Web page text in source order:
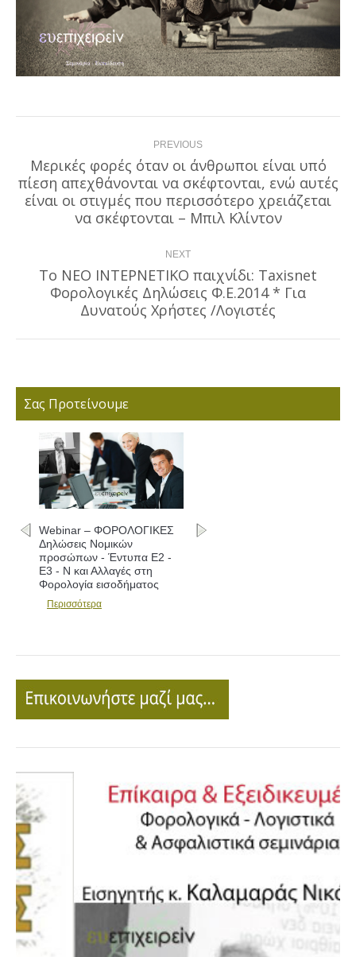
navigation PREVIOUS
Previous
post:
Μερικές φορές όταν οι άνθρωποι είναι υπό
πίεση απεχθάνονται να σκέφτονται, ενώ αυτές
είναι οι στιγμές που περισσότερο χρειάζεται
να σκέφτονται – Μπιλ Κλίντον
NEXT
Next
post:
To ΝΕΟ ΙΝΤΕΡΝΕΤΙΚΟ παιχνίδι: Taxisnet
Φορολογικές Δηλώσεις Φ.Ε.2014 * Για
Δυνατούς Χρήστες /Λογιστές
Σας Προτείνουμε
Webinar – ΦΟΡΟΛΟΓΙΚΕΣ
Δηλώσεις Νομικών
προσώπων - Έντυπα Ε2 -
Ε3 - Ν και Αλλαγές στη
Φορολογία εισοδήματος
Περισσότερα